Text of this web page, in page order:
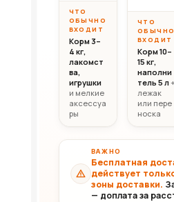
ЧТО
ОБЫЧНО
ВХОДИТ
Корм 3–
4 кг,
лакомст
ва,
игрушки
и мелкие
аксессуа
ры
ЧТО
ОБЫЧНО
ВХОДИТ
Корм 10–
15 кг,
наполни
тель 5 л+
лежак
или пере
носка
ВАЖНО
Бесплатная
действует
зоны доставки.
— доплата за